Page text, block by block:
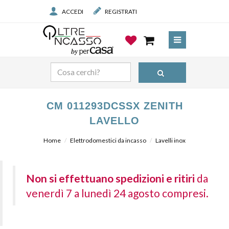
ACCEDI REGISTRATI
CM 011293DCSSX ZENITH
LAVELLO
Home Elettrodomestici da incasso Lavelli inox
Non si effettuano spedizioni e ritiri da
venerdì 7 a lunedì 24 agosto compresi.